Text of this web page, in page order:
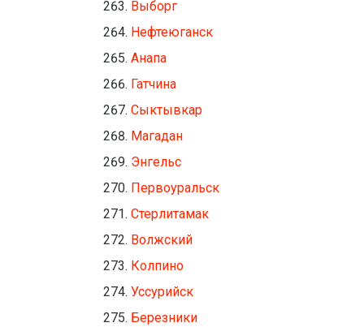
Выборг
Нефтеюганск
Анапа
Гатчина
Сыктывкар
Магадан
Энгельс
Первоуральск
Стерлитамак
Волжский
Колпино
Уссурийск
Березники